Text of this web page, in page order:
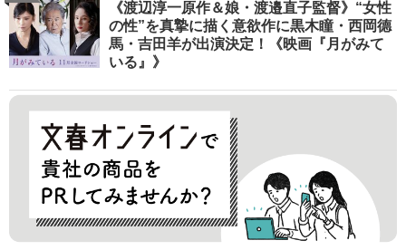
《渡辺淳一原作＆娘・渡邉直子監督》“女性
の性”を真摯に描く意欲作に黒木瞳・西岡德
馬・吉田羊が出演決定！《映画『月がみて
いる』》